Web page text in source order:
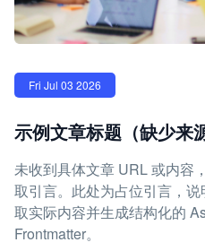
Fri Jul 03 2026
示例文章标题（缺少来
未收到具体文章 URL 或内容
取引言。此处为占位引言，
取实际内容并生成结构化的
Frontmatter。